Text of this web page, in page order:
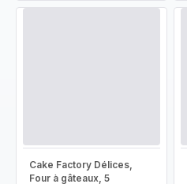
Cake Factory Délices,
Four à gâteaux, 5